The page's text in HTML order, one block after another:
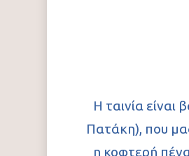
Η ταινία
Πατάκη), που
η κοφτερή